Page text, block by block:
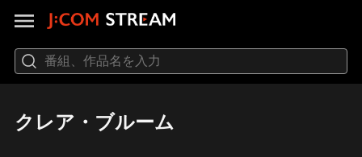
クレア・ブルーム